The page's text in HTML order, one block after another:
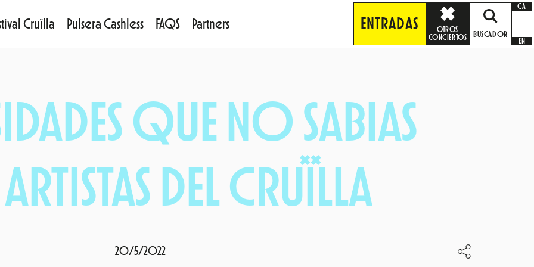
Cruïlla Pulsera Cashless FAQS Partners ENTRADAS
OTROS
CONCIERTOS
BUSCADOR
CA
EN
QUE NO SABIAS
DEL CRUÏLLA
20/5/2022